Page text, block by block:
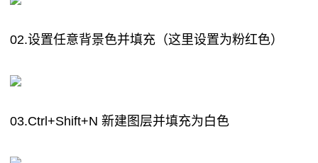
02.设置任意背景色并填充（这里设置为粉红色）
03.Ctrl+Shift+N 新建图层并填充为白色